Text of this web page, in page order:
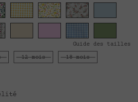
Guide des tailles
12 mois 18 mois
les conditions générales
et la politique
confidentialité.